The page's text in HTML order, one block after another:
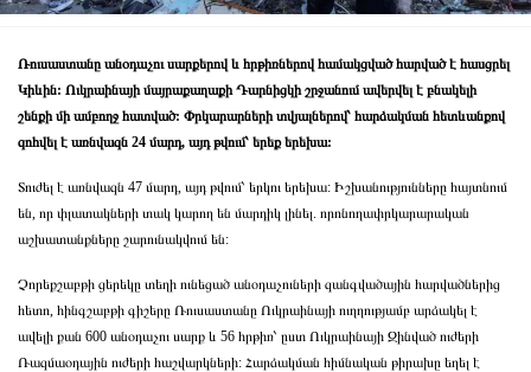
Ռուսաստանը անօդաչու սարքերով և հրթիռներով համակցված հարված է հասցրել
Կիևին: Ուկրաինայի մայրաքաղաքի Դարնիցկի շրջանում ավերվել է բնակելի
շենքի մի ամբողջ հատված: Փրկարարների տվյալներով՝ հարձակման հետևանքով
զոհվել է առնվազն 24 մարդ, այդ թվում՝ երեք երեխա:
Տուժել է առնվազն 47 մարդ, այդ թվում՝ երկու երեխա: Իշխանությունները հայտնում
են, որ փլատակների տակ կարող են մարդիկ լինել. որոնողափրկարարական
աշխատանքները շարունակվում են:
Չորեքշաբթի ցերեկը տեղի ունեցած անօդաչուների զանգվածային հարվածներից
հետո, հինգշաբթի գիշերը Ռուսաստանը Ուկրաինայի ուղղությամբ արձակել է
ավելի քան 600 անօդաչու սարք և 56 հրթիռ՝ ըստ Ուկրաինայի Զինված ուժերի
Ռազմաօդային ուժերի հաշվարկների: Հարձակման հիմնական թիրախը եղել է